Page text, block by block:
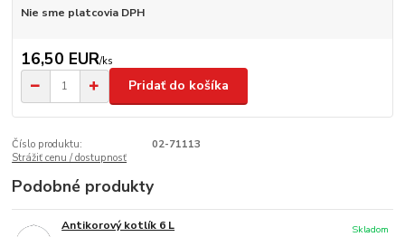
Nie sme platcovia DPH
16,50 EUR/ks
Pridať do košíka
Číslo produktu:
02-71113
Strážiť cenu / dostupnosť
Podobné produkty
Antikorový kotlík 6 L
Skladom